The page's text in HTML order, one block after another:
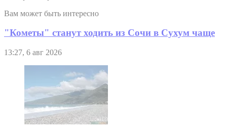
Вам может быть интересно
"Кометы" станут ходить из Сочи в Сухум чаще
13:27, 6 авг 2026